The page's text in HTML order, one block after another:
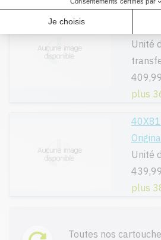
Unité
plus
Unité
plus
Toutes nos